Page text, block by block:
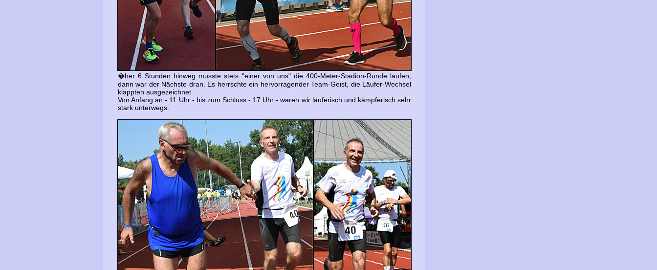
�ber 6 Stunden hinweg musste stets "einer von uns" die 400-Meter-Stadion-Runde laufen,
dann war der Nächste dran. Es herrschte ein hervorragender Team-Geist, die Läufer-Wechsel
klappten ausgezeichnet.
Von Anfang an - 11 Uhr - bis zum Schluss - 17 Uhr - waren wir läuferisch und kämpferisch sehr
stark unterwegs.